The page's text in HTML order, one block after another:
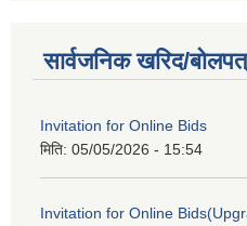
सार्वजनिक खरिद/
Invitation for Online Bids
मिति: 05/05/2026 - 15:54
Invitation for Online